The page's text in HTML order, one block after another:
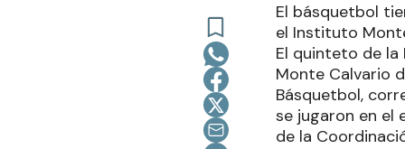
El básquetbol
el Instituto
El quinteto de la
Monte Calvario
Básquetbol,
se jugaron en el
de la